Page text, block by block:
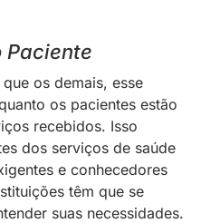
Paciente
os demais, esse
os pacientes estão
recebidos. Isso
dos serviços de saúde
e conhecedores
têm que se
suas necessidades.